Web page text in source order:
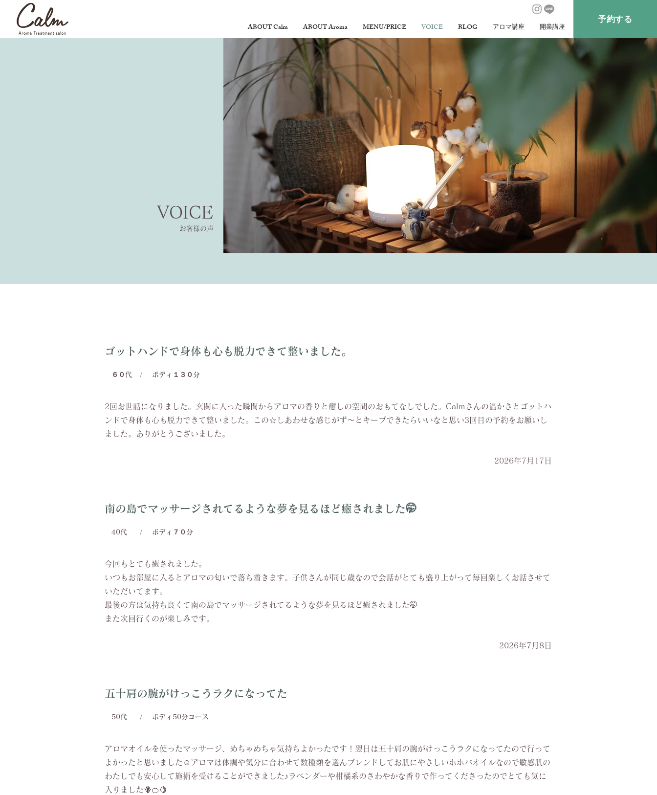
ABOUT Calm ABOUT Aroma MENU/PRICE VOICE BLOG アロマ講座 開業講座
予約する
VOICE
お客様の声
ゴットハンドで身体も心も脱力できて整いました。
６０代 / ボディ１３０分
2回お世話になりました。玄関に入った瞬間からアロマの香りと癒しの空間のおもてなしでした。Calmさんの温かさとゴットハ
ンドで身体も心も脱力できて整いました。この☆しあわせな感じがず〜とキープできたらいいなと思い3回目の予約をお願いし
ました。ありがとうございました。
2026年7月17日
南の島でマッサージされてるような夢を見るほど癒されました🤭
40代 / ボディ７０分
今回もとても癒されました。
いつもお部屋に入るとアロマの匂いで落ち着きます。子供さんが同じ歳なので会話がとても盛り上がって毎回楽しくお話させて
いただいてます。
最後の方は気持ち良くて南の島でマッサージされてるような夢を見るほど癒されました🤭
また次回行くのが楽しみです。
2026年7月8日
五十肩の腕がけっこうラクになってた
50代 / ボディ50分コース
アロマオイルを使ったマッサージ、めちゃめちゃ気持ちよかったです！翌日は五十肩の腕がけっこうラクになってたので行って
よかったと思いました☺️アロマは体調や気分に合わせて数種類を選んブレンドしてお肌にやさしいホホバオイルなので敏感肌の
わたしでも安心して施術を受けることができました♪ラベンダーや柑橘系のさわやかな香りで作ってくださったのでとても気に
入りました🪻🍊🍋